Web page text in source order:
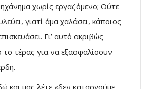
χωρίς εργαζόμενο; Ούτε
γιατί άμα χαλάσει, κάποιος
Γι’ αυτό ακριβώς
τέρας για να εξασφαλίσουν
και μας λέτε «δεν καταργούμε